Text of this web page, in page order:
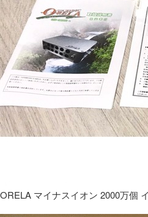
ORELA マイナスイオン 2000万個